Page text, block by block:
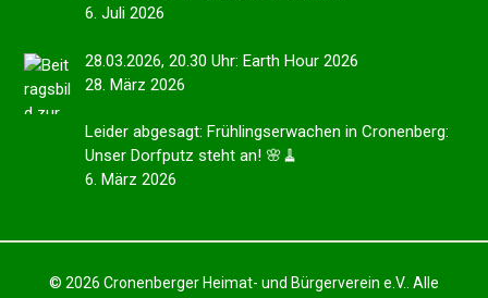
6. Juli 2026
28.03.2026, 20.30 Uhr: Earth Hour 2026
28. März 2026
Leider abgesagt: Frühlings­er­wa­chen in Cronen­berg:
Unser Dorfputz steht an! 🌸🧹
6. März 2026
© 2026 Cronenberger Heimat- und Bürgerverein e.V.. Alle